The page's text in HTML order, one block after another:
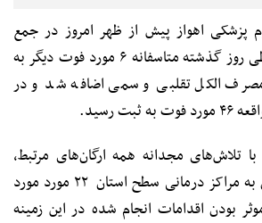
پزشکی اهواز پیش از ظهر امروز در جمع
خبرنگاران اظهار کرد: طی روز گذشته متاسفانه ۶ مورد فوت دیگر به
الکل تقلبی و سمی اضافه شد و در
رسید.
تلاش‌های مجدانه همه ارگان‌های مرتبط،
تعداد مراجعه کنندگان به مراکز درمانی سطح استان ۲۲ مورد مورد
بودن اقدامات انجام شده در این زمینه